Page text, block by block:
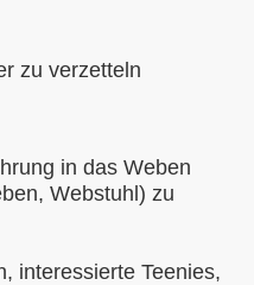
zu verzetteln
in das Weben
Webstuhl) zu
interessierte Teenies,